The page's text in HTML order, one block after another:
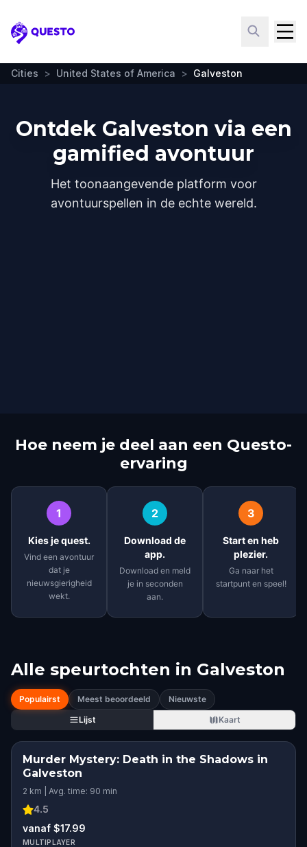
Questo
Cities > United States of America > Galveston
Ontdek Galveston via een
gamified avontuur
Het toonaangevende platform voor
avontuurspellen in de echte wereld.
Hoe neem je deel aan een Questo-
ervaring
1
Kies je quest.
Vind een avontuur
dat je
nieuwsgierigheid
wekt.
2
Download de
app.
Download en meld
je in seconden
aan.
3
Start en heb
plezier.
Ga naar het
startpunt en speel!
Alle speurtochten in Galveston
Populairst Meest beoordeeld
Nieuwste
Lijst
Kaart
Murder Mystery: Death in the Shadows in
Galveston
2 km | Avg. time: 90 min
4.5
vanaf $17.99
MULTIPLAYER